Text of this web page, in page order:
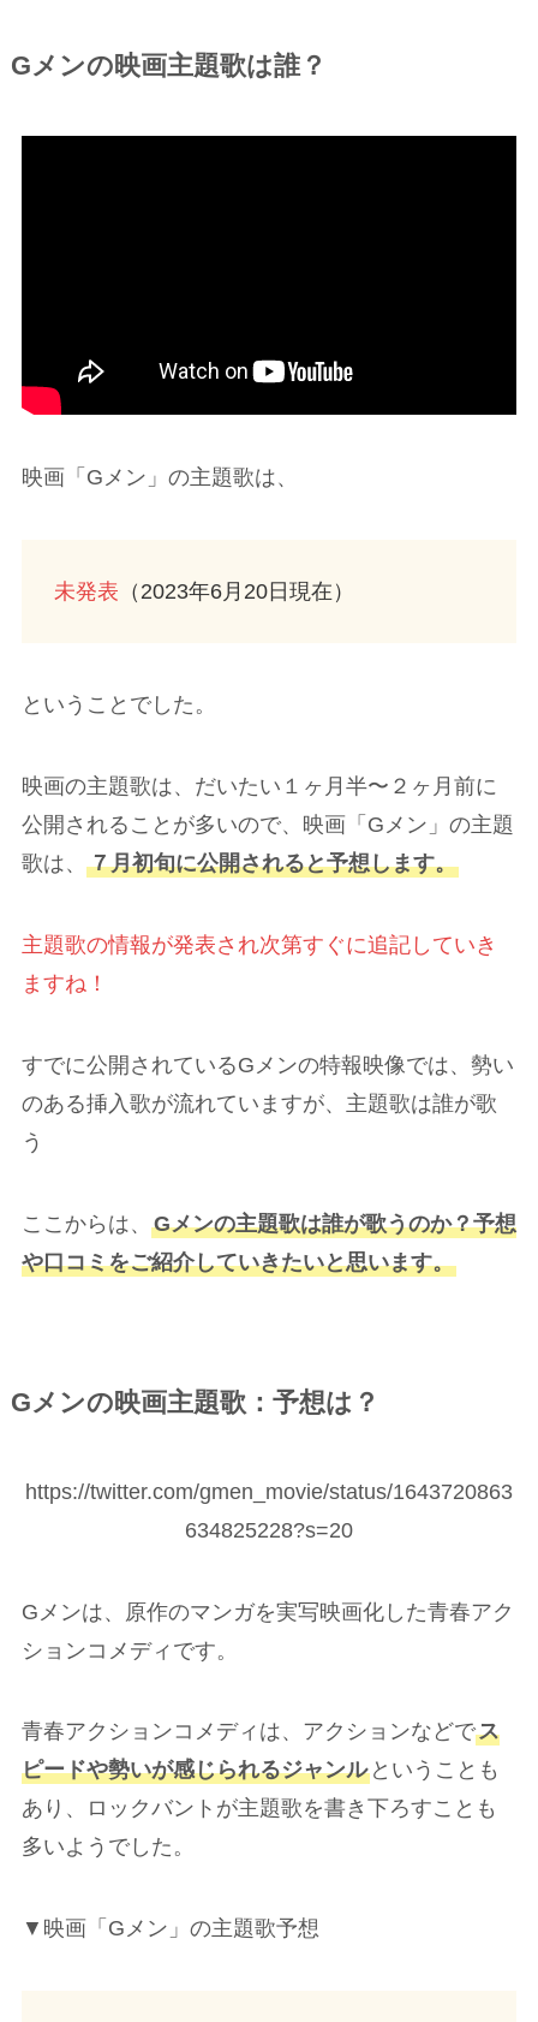
Gメンの映画主題歌は誰？
映画「Gメン」の主題歌は、
未発表 （2023年6月20日現在）
ということでした。
映画の主題歌は、だいたい１ヶ月半〜２ヶ月前に
公開されることが多いので、映画「Gメン」の主題
歌は、 ７月初旬に公開されると予想します。
主題歌の情報が発表され次第すぐに追記していき
ますね！
すでに公開されているGメンの特報映像では、勢い
のある挿入歌が流れていますが、主題歌は誰が歌
う
ここからは、 Gメンの主題歌は誰が歌うのか？予想
や口コミをご紹介していきたいと思います。
Gメンの映画主題歌：予想は？
https://twitter.com/gmen_movie/status/1643720863
634825228?s=20
Gメンは、原作のマンガを実写映画化した青春アク
ションコメディです。
青春アクションコメディは、アクションなどでス
ピードや勢いが感じられるジャンルということも
あり、ロックバントが主題歌を書き下ろすことも
多いようでした。
▼映画「Gメン」の主題歌予想